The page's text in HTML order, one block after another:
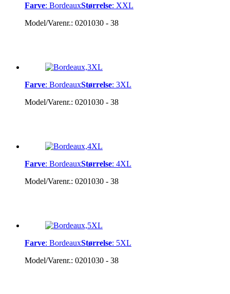
Farve: BordeauxStørrelse: XXL
Model/Varenr.: 0201030 - 38
Farve: BordeauxStørrelse: 3XL
Model/Varenr.: 0201030 - 38
Farve: BordeauxStørrelse: 4XL
Model/Varenr.: 0201030 - 38
Farve: BordeauxStørrelse: 5XL
Model/Varenr.: 0201030 - 38